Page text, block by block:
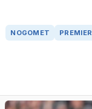
NOGOMET